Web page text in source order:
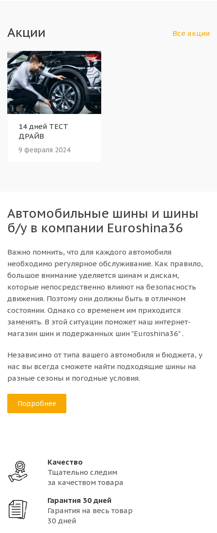
Акции Все акции
14 дней ТЕСТ
ДРАЙВ
9 февраля 2024
Автомобильные шины и шины
б/у в компании Euroshina36
Важно помнить, что для каждого автомобиля
необходимо регулярное обслуживание. Как правило,
большое внимание уделяется шинам и дискам,
которые непосредственно влияют на безопасность
движения. Поэтому они должны быть в отличном
состоянии. Однако со временем им приходится
заменять. В этой ситуации поможет наш интернет-
магазин шин и подержанных шин "Euroshina36" .
Независимо от типа вашего автомобиля и бюджета, у
нас вы всегда сможете найти подходящие шины на
разные сезоны и погодные условия.
Подробнее
Качество
Тщательно следим
за качеством товара
Гарантия 30 дней
Гарантия на весь товар
30 дней